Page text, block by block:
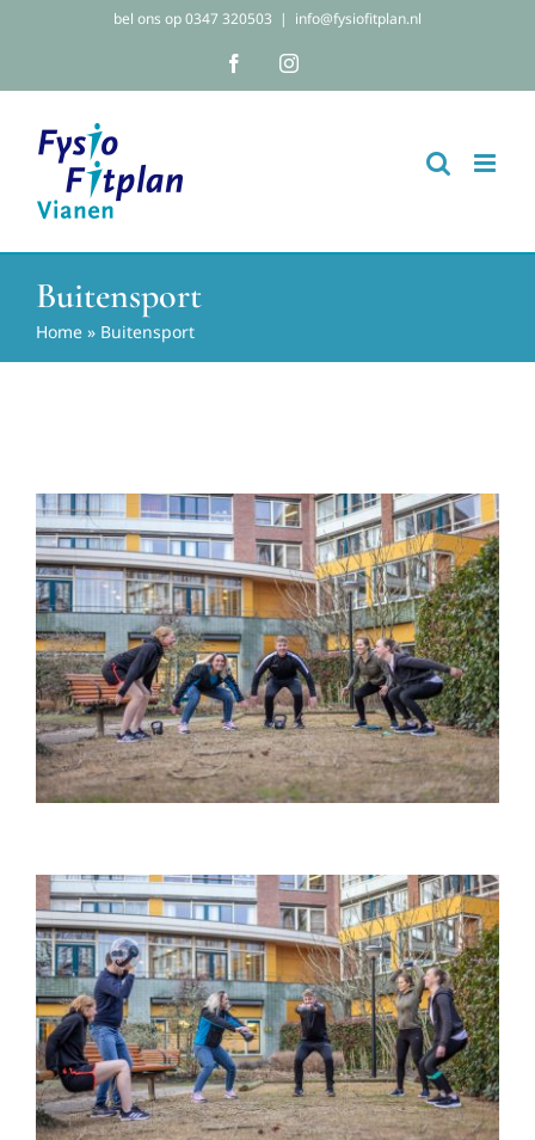
bel ons op 0347 320503 | info@fysiofitplan.nl
FacebookInstagram
Buitensport
Home » Buitensport